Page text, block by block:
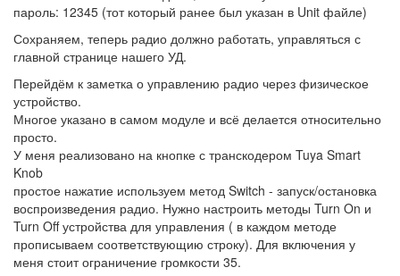
пароль: 12345 (тот который ранее был указан в Unit файле)
Сохраняем, теперь радио должно работать, управляться с
главной странице нашего УД.
Перейдём к заметка о управлению радио через физическое
устройство.
Многое указано в самом модуле и всё делается относительно
просто.
У меня реализовано на кнопке с транскодером Tuya Smart
Knob
простое нажатие используем метод Switch - запуск/остановка
воспроизведения радио. Нужно настроить методы Turn On и
Turn Off устройства для управления ( в каждом методе
прописываем соответствующию строку). Для включения у
меня стоит ограничение громкости 35.